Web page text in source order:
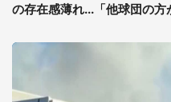
の存在感薄れ...「他球団の